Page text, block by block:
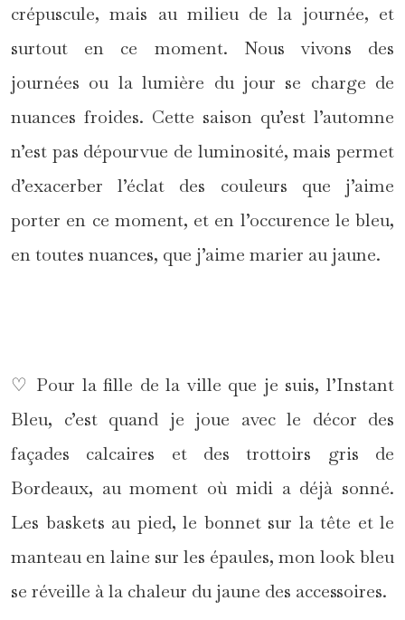
crépuscule, mais au milieu de la journée, et
surtout en ce moment. Nous vivons des
journées ou la lumière du jour se charge de
nuances froides. Cette saison qu’est l’automne
n’est pas dépourvue de luminosité, mais permet
d’exacerber l’éclat des couleurs que j’aime
porter en ce moment, et en l’occurence le bleu,
en toutes nuances, que j’aime marier au jaune.
♡ Pour la fille de la ville que je suis, l’Instant
Bleu, c’est quand je joue avec le décor des
façades calcaires et des trottoirs gris de
Bordeaux, au moment où midi a déjà sonné.
Les baskets au pied, le bonnet sur la tête et le
manteau en laine sur les épaules, mon look bleu
se réveille à la chaleur du jaune des accessoires.